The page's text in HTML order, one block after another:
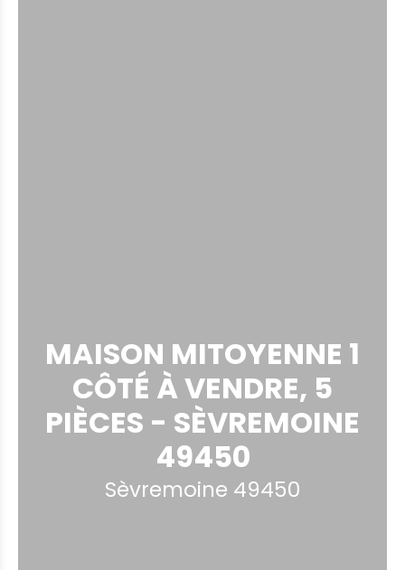
MAISON MITOYENNE 1
CÔTÉ À VENDRE, 5
PIÈCES - SÈVREMOINE
49450
Sèvremoine 49450